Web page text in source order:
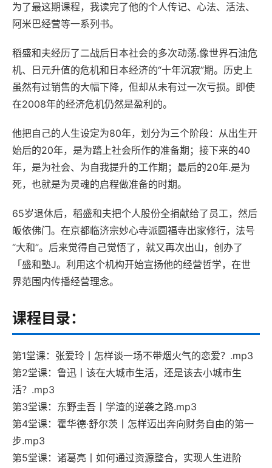
为了最这期课程，我读完了他的个人传记、心法、活法、
阿米巴经营等一系列书。
稻盛和夫经历了二战后日本社会的多次动荡.像世界石油危
机、日元升值的危机和日本经济的“十年沉寂”期。历史上
虽然有过销售的大幅下降，但却从未有过一次亏损。即使
在2008年的经济危机仍然是盈利的。
他把自己的人生设定为80年，划分为三个阶段：从出生开
始后的20年，是为踏上社会所作的准备期；接下来的40
年，是为社会、为自我提升的工作期；最后的20年.是为
死，也就是为灵魂的启程做准备的时期。
65岁退休后，稻盛和夫把个人股份全捐献给了员工，然后
皈依佛门。在京都临济宗妙心寺派圆福寺出家修行，法号
“大和”。后来觉得自己觉悟了，就又再次出山，创办了
「盛和塾J。利用这个机构开始宣扬他的经营哲学，在世
界范围内传播经营理念。
课程目录：
第1堂课：张爱玲丨怎样谈一场不带烟火气的恋爱？.mp3
第2堂课：鲁迅丨该在大城市生活，还是该去小城市生
活？.mp3
第3堂课：东野圭吾丨学渣的逆袭之路.mp3
第4堂课：霍华德·舒尔茨丨怎样迈出奔向财务自由的第一
步.mp3
第5堂课：诸葛亮丨如何通过资源整合，实现人生进阶